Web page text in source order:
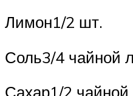
Лимон1/2 шт.
Соль3/4 чайной
Сахар1/2 чайной